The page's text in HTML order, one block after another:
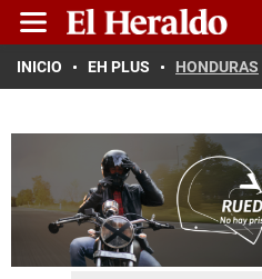
INICIO EH PLUS HONDURAS